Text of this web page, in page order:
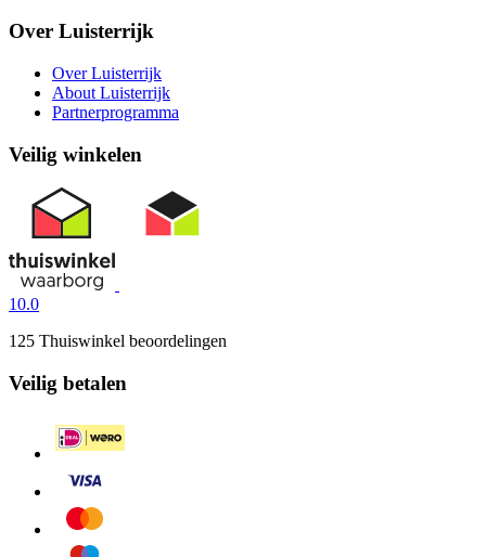
Over Luisterrijk
Over Luisterrijk
About Luisterrijk
Partnerprogramma
Veilig winkelen
10.0
125 Thuiswinkel beoordelingen
Veilig betalen